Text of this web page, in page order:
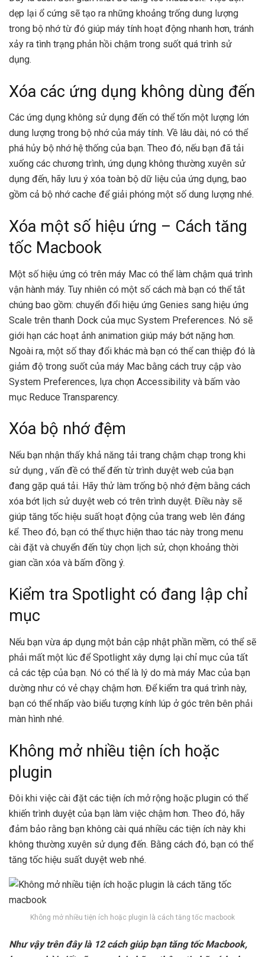
dẹp lại ổ cứng sẽ tạo ra những khoảng trống dung lượng
trong bộ nhớ từ đó giúp máy tính hoạt động nhanh hơn, tránh
xảy ra tình trạng phản hồi chậm trong suốt quá trình sử
dụng.
Xóa các ứng dụng không dùng đến
Các ứng dụng không sử dụng đến có thể tốn một lượng lớn
dung lượng trong bộ nhớ của máy tính. Về lâu dài, nó có thể
phá hủy bộ nhớ hệ thống của bạn. Theo đó, nếu bạn đã tải
xuống các chương trình, ứng dụng không thường xuyên sử
dụng đến, hãy lưu ý xóa toàn bộ dữ liệu của ứng dụng, bao
gồm cả bộ nhớ cache để giải phóng một số dung lượng nhé.
Xóa một số hiệu ứng – Cách tăng
tốc Macbook
Một số hiệu ứng có trên máy Mac có thể làm chậm quá trình
vận hành máy. Tuy nhiên có một số cách mà bạn có thể tắt
chúng bao gồm: chuyển đổi hiệu ứng Genies sang hiệu ứng
Scale trên thanh Dock của mục System Preferences. Nó sẽ
giới hạn các hoạt ảnh animation giúp máy bớt nặng hơn.
Ngoài ra, một số thay đổi khác mà bạn có thể can thiệp đó là
giảm độ trong suốt của máy Mac bằng cách truy cập vào
System Preferences, lựa chọn Accessibility và bấm vào
mục Reduce Transparency.
Xóa bộ nhớ đệm
Nếu bạn nhận thấy khả năng tải trang chậm chạp trong khi
sử dụng , vấn đề có thể đến từ trình duyệt web của bạn
đang gặp quá tải. Hãy thử làm trống bộ nhớ đệm bằng cách
xóa bớt lịch sử duyệt web có trên trình duyệt. Điều này sẽ
giúp tăng tốc hiệu suất hoạt động của trang web lên đáng
kể. Theo đó, bạn có thể thực hiện thao tác này trong menu
cài đặt và chuyển đến tùy chọn lịch sử, chọn khoảng thời
gian cần xóa và bấm đồng ý.
Kiểm tra Spotlight có đang lập chỉ
mục
Nếu bạn vừa áp dụng một bản cập nhật phần mềm, có thể sẽ
phải mất một lúc để Spotlight xây dựng lại chỉ mục của tất
cả các tệp của bạn. Nó có thể là lý do mà máy Mac của bạn
dường như có vẻ chạy chậm hơn. Để kiểm tra quá trình này,
bạn có thể nhấp vào biểu tượng kính lúp ở góc trên bên phải
màn hình nhé.
Không mở nhiều tiện ích hoặc
plugin
Đôi khi việc cài đặt các tiện ích mở rộng hoặc plugin có thể
khiến trình duyệt của bạn làm việc chậm hơn. Theo đó, hãy
đảm bảo rằng bạn không cài quá nhiều các tiện ích này khi
không thường xuyên sử dụng đến. Bằng cách đó, bạn có thể
tăng tốc hiệu suất duyệt web nhé.
Không mở nhiều tiện ích hoặc plugin là cách tăng tốc macbook
Như vậy trên đây là 12 cách giúp bạn tăng tốc Macbook,